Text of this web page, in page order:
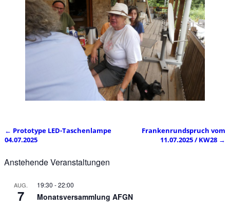
Artikelnavigation
← Prototype LED-Taschenlampe
04.07.2025
Frankenrundspruch vom
11.07.2025 / KW28 →
Anstehende Veranstaltungen
AUG.
7
19:30 -22:00
Monatsversammlung AFGN